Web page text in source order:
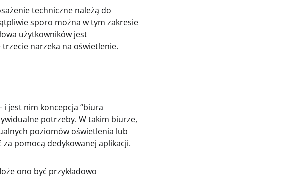
techniczne należą do
sporo można w tym zakresie
użytkowników jest
narzeka na oświetlenie.
jest nim koncepcja “biura
potrzeby. W takim biurze,
poziomów oświetlenia lub
pomocą dedykowanej aplikacji.
ono być przykładowo